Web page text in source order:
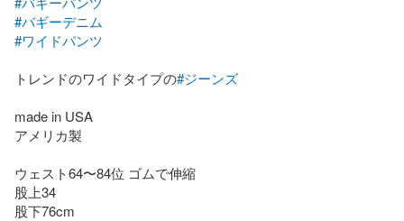
#バギーデニム
#ワイドパンツ
トレンドのワイドタイプの#ジーンズ
made in USA
アメリカ製
ウェスト64〜84位 ゴムで伸縮
股上34
股下76cm